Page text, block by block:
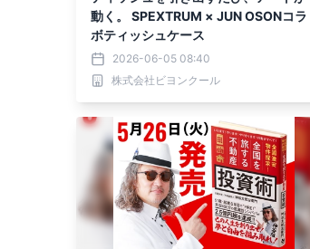
動く。 SPEXTRUM × JUN OSONコラ
ボティッシュケース
2026-06-05 08:40
株式会社ビヨンクール